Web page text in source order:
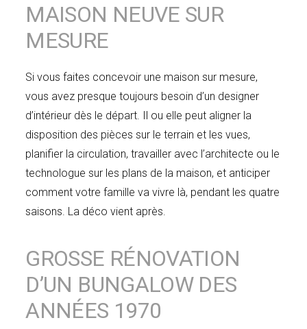
MAISON NEUVE SUR
MESURE
Si vous faites concevoir une maison sur mesure,
vous avez presque toujours besoin d’un designer
d’intérieur dès le départ. Il ou elle peut aligner la
disposition des pièces sur le terrain et les vues,
planifier la circulation, travailler avec l’architecte ou le
technologue sur les plans de la maison, et anticiper
comment votre famille va vivre là, pendant les quatre
saisons. La déco vient après.
GROSSE RÉNOVATION
D’UN BUNGALOW DES
ANNÉES 1970